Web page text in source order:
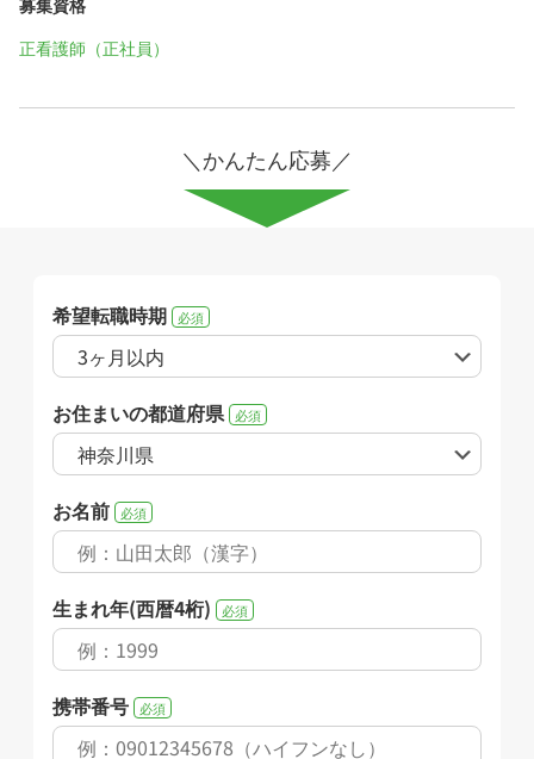
正看護師（正社員）
＼かんたん応募／
希望転職時期 必須
お住まいの都道府県 必須
お名前 必須
生まれ年(西暦4桁) 必須
携帯番号 必須